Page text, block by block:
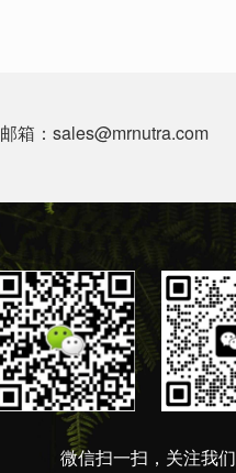
邮箱：sales@mrnutra.com
微信扫一扫，关注我们